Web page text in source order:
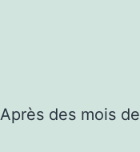
Après des mois